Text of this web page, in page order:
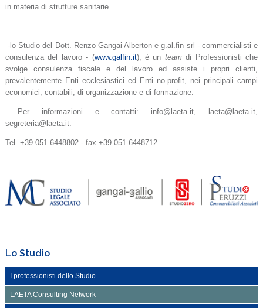
in materia di strutture sanitarie.
-lo Studio del Dott. Renzo Gangai Alberton e g.al.fin srl - commercialisti e
consulenza del lavoro - (www.galfin.it), è un teamdi Professionisti che
svolge consulenza fiscale e del lavoro ed assiste i propri clienti,
prevalentemente Enti ecclesiastici ed Enti no-profit, nei principali campi
economici, contabili, di organizzazione e di formazione.
Per informazioni e contatti: info@laeta.it, laeta@laeta.it,
segreteria@laeta.it.
Tel. +39 051 6448802 - fax +39 051 6448712.
Lo Studio
I professionisti dello Studio
LAETA Consulting Network